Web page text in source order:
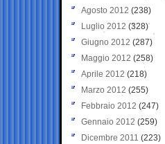
Agosto 2012 (238)
Luglio 2012 (328)
Giugno 2012 (287)
Maggio 2012 (258)
Aprile 2012 (218)
Marzo 2012 (255)
Febbraio 2012 (247)
Gennaio 2012 (259)
Dicembre 2011 (223)